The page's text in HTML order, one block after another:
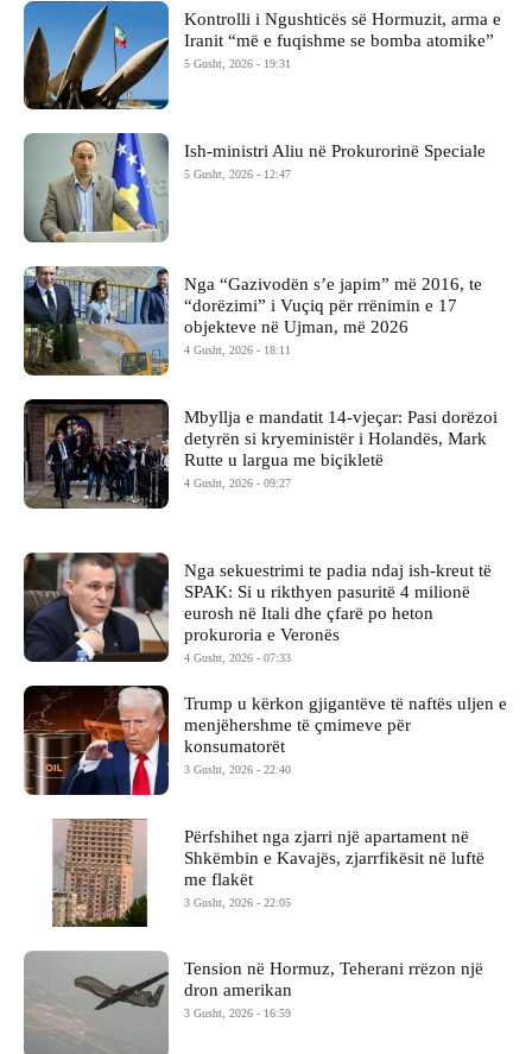
Kontrolli i Ngushticës së Hormuzit, arma e
Iranit “më e fuqishme se bomba atomike”
5 Gusht, 2026 - 19:31
Ish-ministri ​Aliu në Prokurorinë Speciale
5 Gusht, 2026 - 12:47
Nga “Gazivodën s’e japim” më 2016, te
“dorëzimi” i Vuçiq për rrënimin e 17
objekteve në Ujman, më 2026
4 Gusht, 2026 - 18:11
Mbyllja e mandatit 14-vjeçar: Pasi dorëzoi
detyrën si kryeministër i Holandës, Mark
Rutte u largua me biçikletë
4 Gusht, 2026 - 09:27
Nga sekuestrimi te padia ndaj ish-kreut të
SPAK: Si u rikthyen pasuritë 4 milionë
eurosh në Itali dhe çfarë po heton
prokuroria e Veronës
4 Gusht, 2026 - 07:33
Trump u kërkon gjigantëve të naftës uljen e
menjëhershme të çmimeve për
konsumatorët
3 Gusht, 2026 - 22:40
Përfshihet nga zjarri një apartament në
Shkëmbin e Kavajës, zjarrfikësit në luftë
me flakët
3 Gusht, 2026 - 22:05
Tension në Hormuz, Teherani rrëzon një
dron amerikan
3 Gusht, 2026 - 16:59